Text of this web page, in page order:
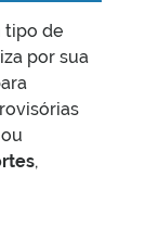
tipo de
por sua
,